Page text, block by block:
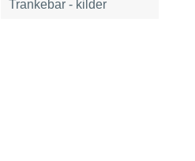
Trankebar - kilder